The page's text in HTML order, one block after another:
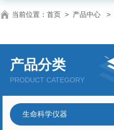
当前位置： 首页 > 产品中心 >
产品分类
PRODUCT CATEGORY
生命科学仪器